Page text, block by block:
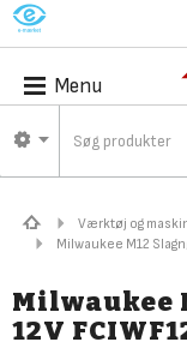
M
Menu
Værktøj og
Milwaukee M12
Milwaukee
12V